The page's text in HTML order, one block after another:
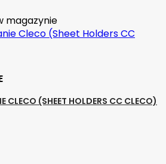
magazynie
(SHEET HOLDERS CC CLECO)